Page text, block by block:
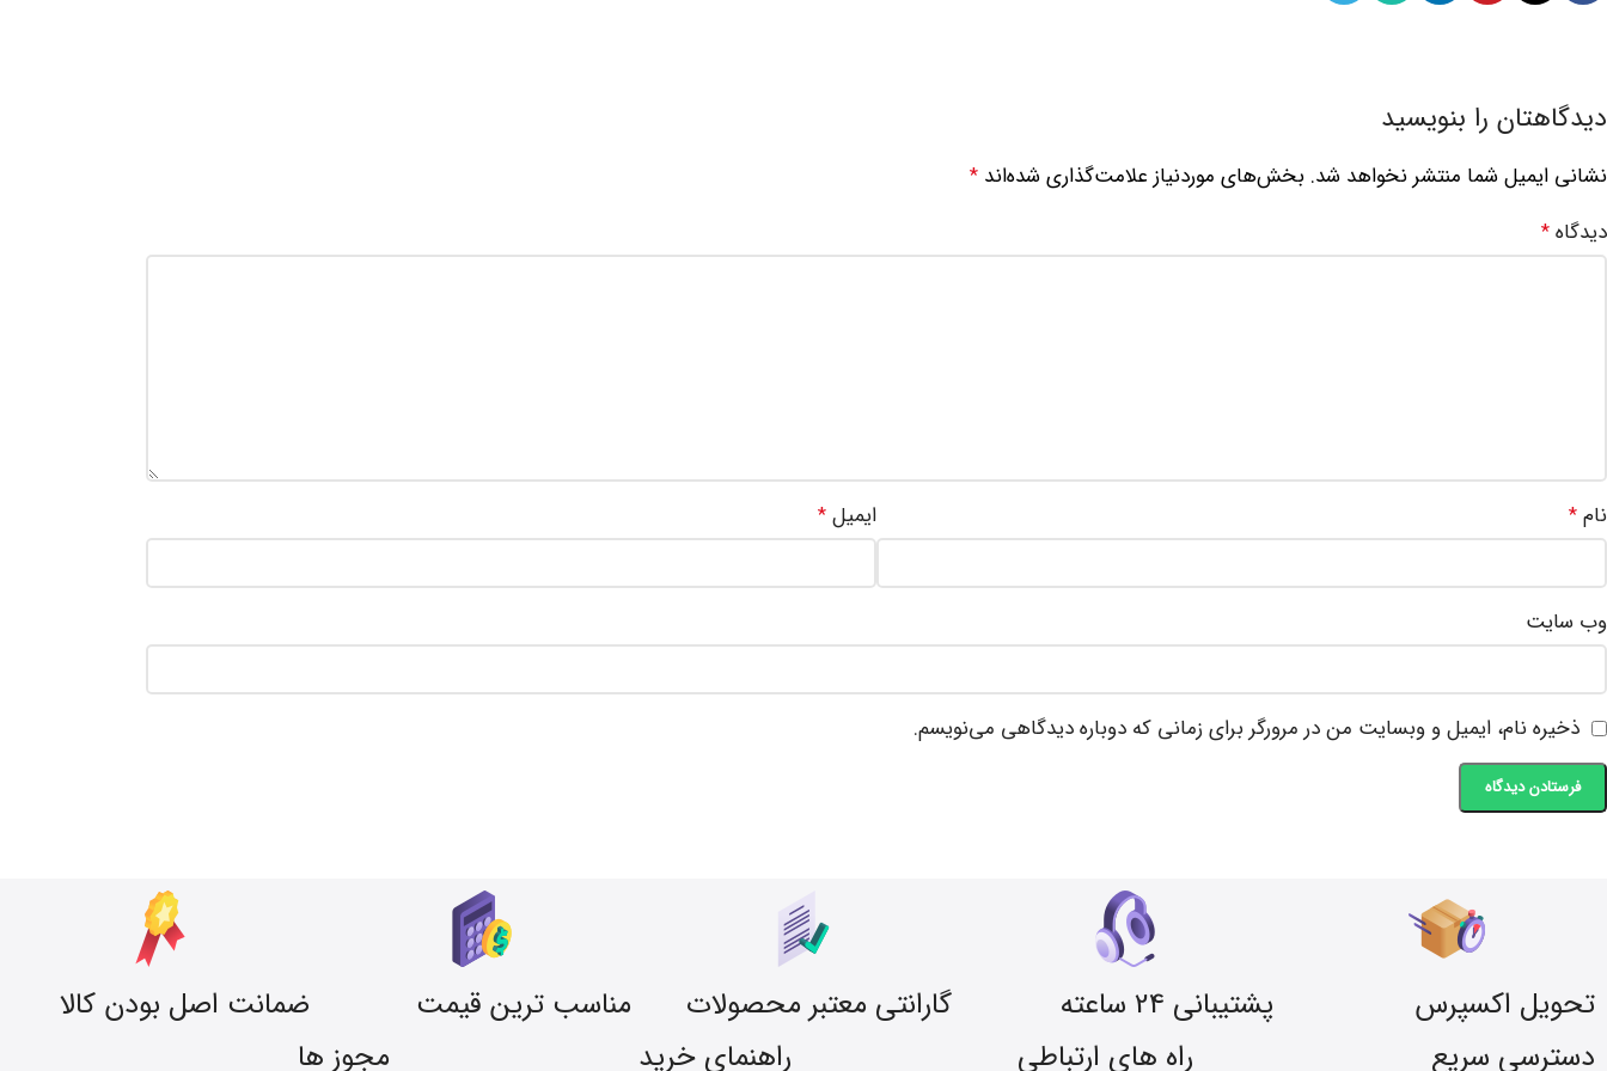
دیدگاهتان را بنویسید
نشانی ایمیل شما منتشر نخواهد شد. بخش‌های موردنیاز علامت‌گذاری شده‌اند *
دیدگاه *
نام * ایمیل *
وب‌ سایت
ذخیره نام، ایمیل و وبسایت من در مرورگر برای زمانی که دوباره دیدگاهی می‌نویسم.
تحویل اکسپرس پشتیبانی 24 ساعته گارانتی معتبر محصولات مناسب ترین قیمت
ضمانت اصل بودن کالا
دسترسی سریع
راه های ارتباطی راهنمای خرید مجوز ها